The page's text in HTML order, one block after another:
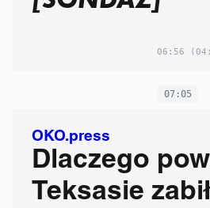
06:56
07:05
OKO.press
Dlaczego
Teksasie